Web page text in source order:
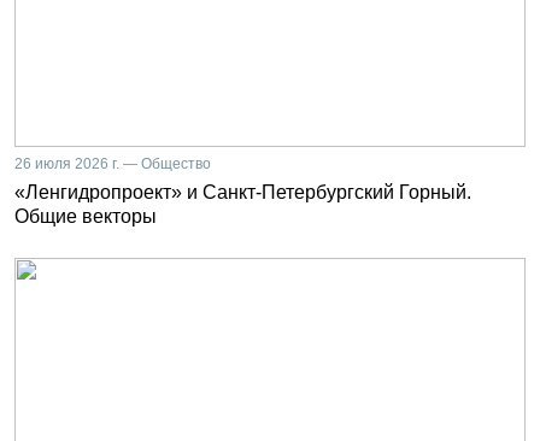
26 июля 2026 г. — Общество
«Ленгидропроект» и Санкт-Петербургский Горный.
Общие векторы